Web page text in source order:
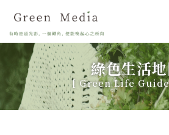
綠色生活
[ Green Life